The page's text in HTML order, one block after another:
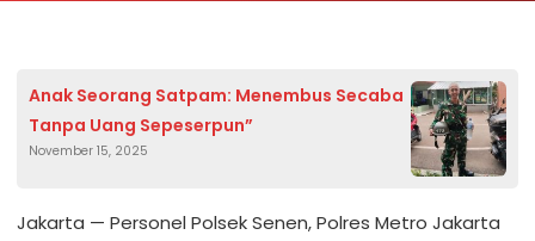
Anak Seorang Satpam: Menembus Secaba
Tanpa Uang Sepeserpun”
November 15, 2025
Jakarta — Personel Polsek Senen, Polres Metro Jakarta